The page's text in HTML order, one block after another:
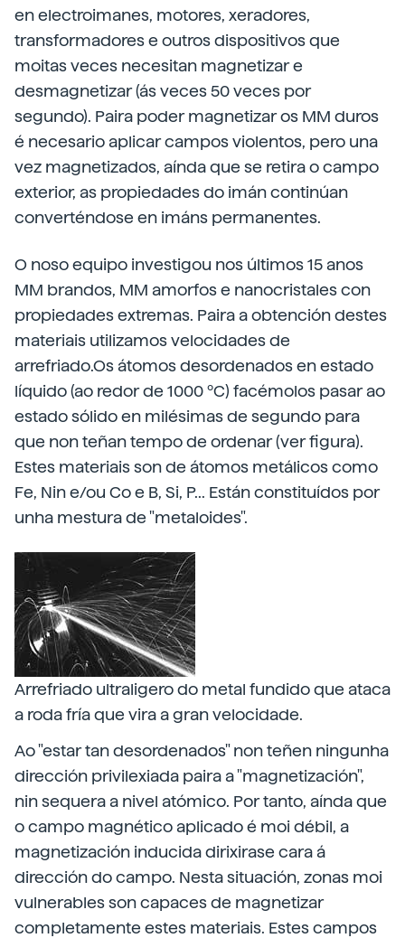
en electroimanes, motores, xeradores,
transformadores e outros dispositivos que
moitas veces necesitan magnetizar e
desmagnetizar (ás veces 50 veces por
segundo). Paira poder magnetizar os MM duros
é necesario aplicar campos violentos, pero una
vez magnetizados, aínda que se retira o campo
exterior, as propiedades do imán continúan
converténdose en imáns permanentes.
O noso equipo investigou nos últimos 15 anos
MM brandos, MM amorfos e nanocristales con
propiedades extremas. Paira a obtención destes
materiais utilizamos velocidades de
arrefriado.Os átomos desordenados en estado
líquido (ao redor de 1000 ºC) facémolos pasar ao
estado sólido en milésimas de segundo para
que non teñan tempo de ordenar (ver figura).
Estes materiais son de átomos metálicos como
Fe, Nin e/ou Co e B, Si, P... Están constituídos por
unha mestura de "metaloides".
Arrefriado ultraligero do metal fundido que ataca
a roda fría que vira a gran velocidade.
Ao "estar tan desordenados" non teñen ningunha
dirección privilexiada paira a "magnetización",
nin sequera a nivel atómico. Por tanto, aínda que
o campo magnético aplicado é moi débil, a
magnetización inducida dirixirase cara á
dirección do campo. Nesta situación, zonas moi
vulnerables son capaces de magnetizar
completamente estes materiais. Estes campos